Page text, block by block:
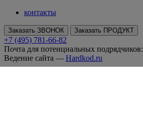
контакты
Заказать ЗВОНОК Заказать ПРОДУКТ
+7 (495) 781-66-82
Почта для потенциальных подрядчиков:
Ведение сайта — Hardkod.ru